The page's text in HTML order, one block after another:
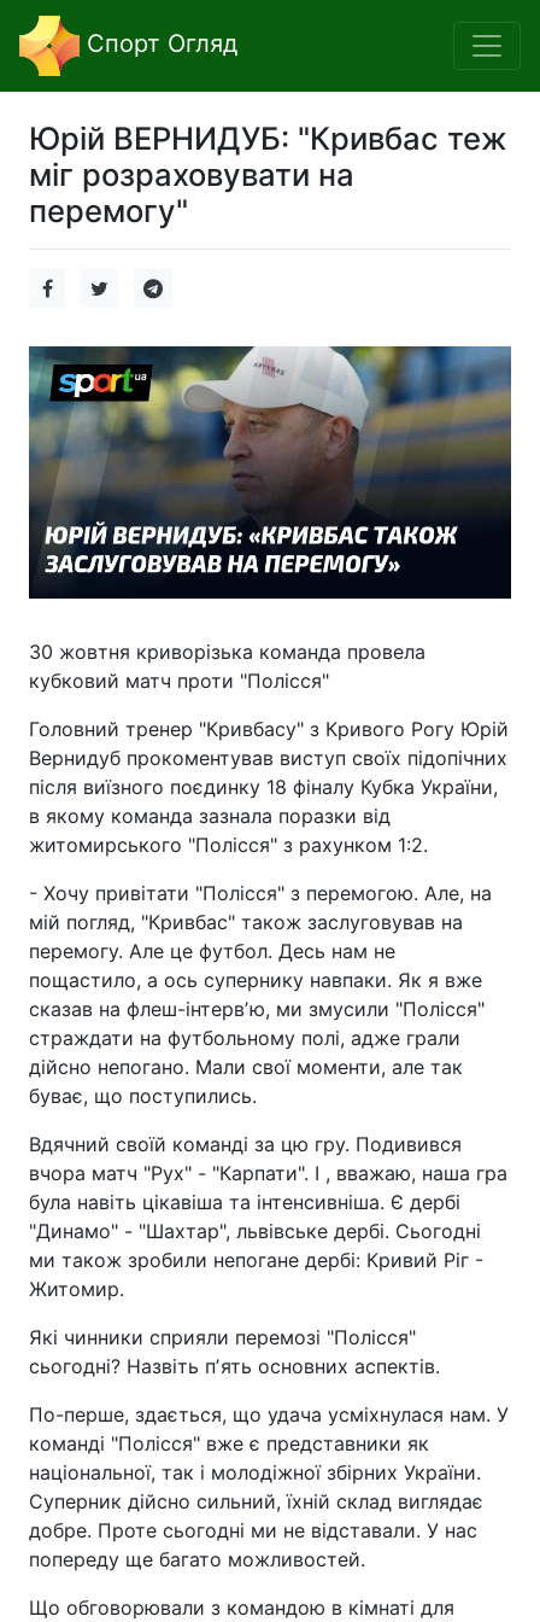
Спорт Огляд
Юрій ВЕРНИДУБ: "Кривбас теж
міг розраховувати на
перемогу"
30 жовтня криворізька команда провела
кубковий матч проти "Полісся"
Головний тренер "Кривбасу" з Кривого Рогу Юрій
Вернидуб прокоментував виступ своїх підопічних
після виїзного поєдинку 18 фіналу Кубка України,
в якому команда зазнала поразки від
житомирського "Полісся" з рахунком 1:2.
- Хочу привітати "Полісся" з перемогою. Але, на
мій погляд, "Кривбас" також заслуговував на
перемогу. Але це футбол. Десь нам не
пощастило, а ось супернику навпаки. Як я вже
сказав на флеш-інтервʼю, ми змусили "Полісся"
страждати на футбольному полі, адже грали
дійсно непогано. Мали свої моменти, але так
буває, що поступились.
Вдячний своїй команді за цю гру. Подивився
вчора матч "Рух" - "Карпати". І , вважаю, наша гра
була навіть цікавіша та інтенсивніша. Є дербі
"Динамо" - "Шахтар", львівське дербі. Сьогодні
ми також зробили непогане дербі: Кривий Ріг -
Житомир.
Які чинники сприяли перемозі "Полісся"
сьогодні? Назвіть пʼять основних аспектів.
По-перше, здається, що удача усміхнулася нам. У
команді "Полісся" вже є представники як
національної, так і молодіжної збірних України.
Суперник дійсно сильний, їхній склад виглядає
добре. Проте сьогодні ми не відставали. У нас
попереду ще багато можливостей.
Що обговорювали з командою в кімнаті для